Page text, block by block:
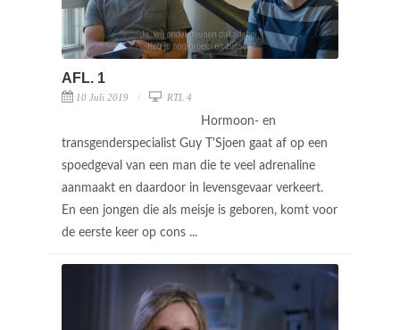
AFL. 1
10 Juli 2019 RTL 4
Hormoon- en
transgenderspecialist Guy T'Sjoen gaat af op een
spoedgeval van een man die te veel adrenaline
aanmaakt en daardoor in levensgevaar verkeert.
En een jongen die als meisje is geboren, komt voor
de eerste keer op cons ...